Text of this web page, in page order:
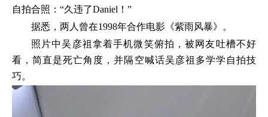
自拍合照：“久违了Daniel！”
据悉，两人曾在1998年合作电影《紫雨风暴》。
照片中吴彦祖拿着手机微笑俯拍，被网友吐槽不好
看，简直是死亡角度，并隔空喊话吴彦祖多学学自拍技
巧。